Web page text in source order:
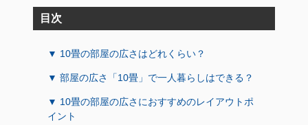
目次
▼ 10畳の部屋の広さはどれくらい？
▼ 部屋の広さ「10畳」で一人暮らしはできる？
▼ 10畳の部屋の広さにおすすめのレイアウトポ
イント